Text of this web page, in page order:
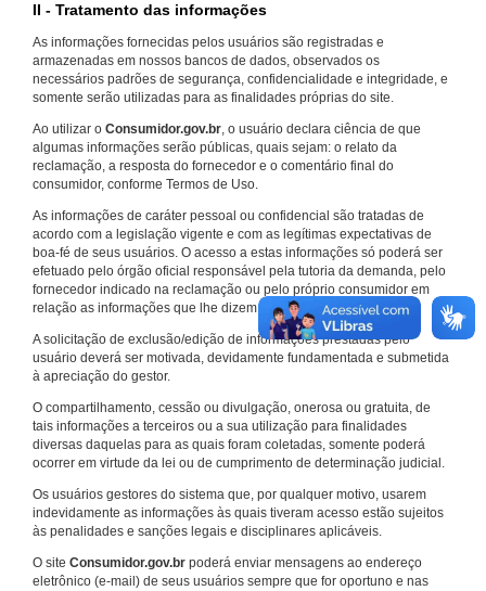
II - Tratamento das informações
As informações fornecidas pelos usuários são registradas e
armazenadas em nossos bancos de dados, observados os
necessários padrões de segurança, confidencialidade e integridade, e
somente serão utilizadas para as finalidades próprias do site.
Ao utilizar o Consumidor.gov.br, o usuário declara ciência de que
algumas informações serão públicas, quais sejam: o relato da
reclamação, a resposta do fornecedor e o comentário final do
consumidor, conforme Termos de Uso.
As informações de caráter pessoal ou confidencial são tratadas de
acordo com a legislação vigente e com as legítimas expectativas de
boa-fé de seus usuários. O acesso a estas informações só poderá ser
efetuado pelo órgão oficial responsável pela tutoria da demanda, pelo
fornecedor indicado na reclamação ou pelo próprio consumidor em
relação as informações que lhe dizem respeito.
A solicitação de exclusão/edição de informações prestadas pelo
usuário deverá ser motivada, devidamente fundamentada e submetida
à apreciação do gestor.
O compartilhamento, cessão ou divulgação, onerosa ou gratuita, de
tais informações a terceiros ou a sua utilização para finalidades
diversas daquelas para as quais foram coletadas, somente poderá
ocorrer em virtude da lei ou de cumprimento de determinação judicial.
Os usuários gestores do sistema que, por qualquer motivo, usarem
indevidamente as informações às quais tiveram acesso estão sujeitos
às penalidades e sanções legais e disciplinares aplicáveis.
O site Consumidor.gov.br poderá enviar mensagens ao endereço
eletrônico (e-mail) de seus usuários sempre que for oportuno e nas